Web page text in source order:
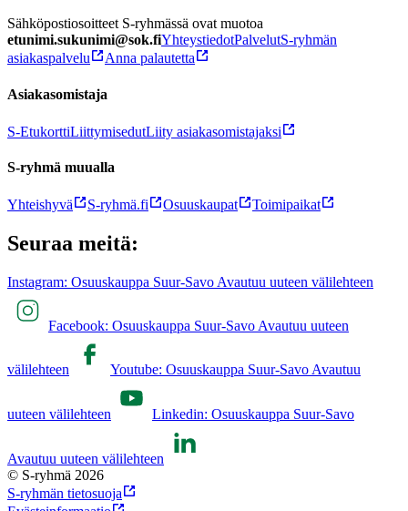
Sähköpostiosoitteet S-ryhmässä ovat muotoa
etunimi.sukunimi@sok.fiYhteystiedotPalvelutS-ryhmän
asiakaspalvelu
Anna palautetta
Asiakasomistaja
S-EtukorttiLiittymisedutLiity asiakasomistajaksi
S-ryhmä muualla
Yhteishyvä S-ryhmä.fi Osuuskaupat Toimipaikat
Seuraa meitä:
Instagram: Osuuskauppa Suur-Savo Avautuu uuteen välilehteen
Facebook: Osuuskauppa Suur-Savo Avautuu uuteen
välilehteen Youtube: Osuuskauppa Suur-Savo Avautuu
uuteen välilehteen Linkedin: Osuuskauppa Suur-Savo
Avautuu uuteen välilehteen
© S-ryhmä 2026
S-ryhmän tietosuoja